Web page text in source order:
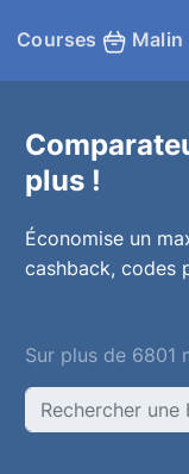
Courses Malin
plus !
Économise un
cashback, codes
Sur plus de 6801